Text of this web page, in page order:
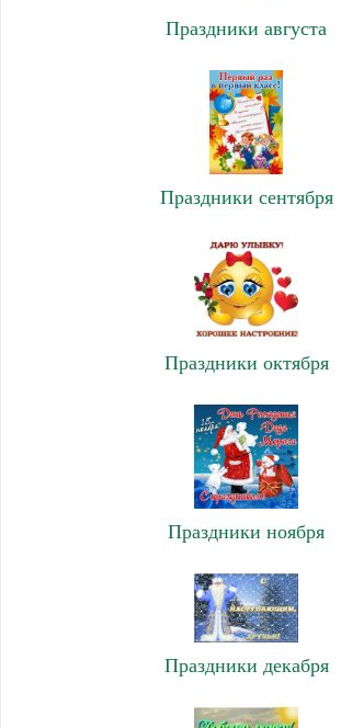
Праздники августа
Праздники сентября
Праздники октября
Праздники ноября
Праздники декабря